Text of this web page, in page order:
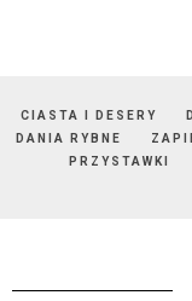
CIASTA I DESERY
DANIA RYBNE
PRZYSTAWKI